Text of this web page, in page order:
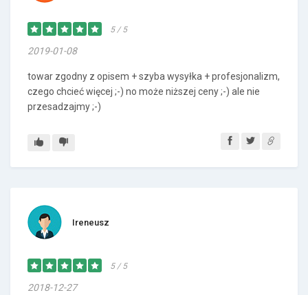
5 / 5
2019-01-08
towar zgodny z opisem + szyba wysyłka + profesjonalizm,
czego chcieć więcej ;-) no może niższej ceny ;-) ale nie
przesadzajmy ;-)
Ireneusz
5 / 5
2018-12-27